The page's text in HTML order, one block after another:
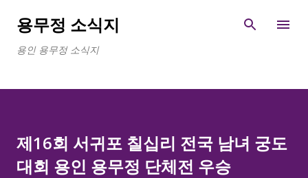
기본 콘텐츠로 건너뛰기
용무정 소식지
용인 용무정 소식지
제16회 서귀포 칠십리 전국 남녀 궁도
대회 용인 용무정 단체전 우승